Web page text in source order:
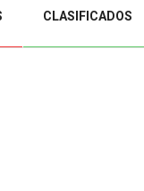
CLASIFICADOS